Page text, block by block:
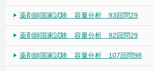
薬剤師国家試験 容量分析 93回問29
薬剤師国家試験 容量分析 92回問29
薬剤師国家試験 容量分析 107回問98